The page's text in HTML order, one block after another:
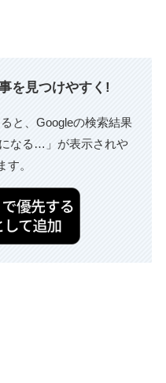
を見つけやすく!
と、Googleの検索結果
なる…」が表示されや
す。